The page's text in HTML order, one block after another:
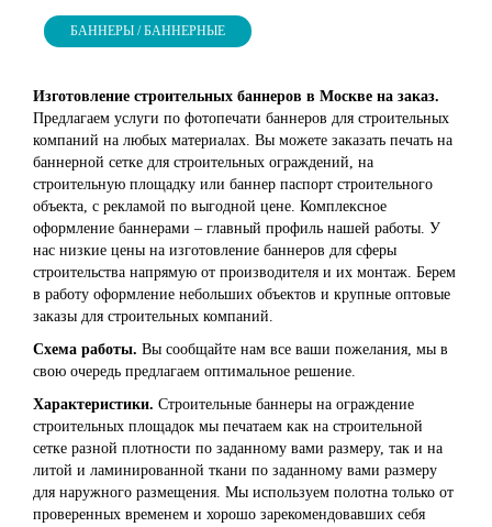
БАННЕРЫ / БАННЕРНЫЕ
Изготовление строительных баннеров в Москве на заказ.
Предлагаем услуги по фотопечати баннеров для строительных
компаний на любых материалах. Вы можете заказать печать на
баннерной сетке для строительных ограждений, на
строительную площадку или баннер паспорт строительного
объекта, с рекламой по выгодной цене. Комплексное
оформление баннерами – главный профиль нашей работы. У
нас низкие цены на изготовление баннеров для сферы
строительства напрямую от производителя и их монтаж. Берем
в работу оформление небольших объектов и крупные оптовые
заказы для строительных компаний.
Схема работы. Вы сообщайте нам все ваши пожелания, мы в
свою очередь предлагаем оптимальное решение.
Характеристики. Строительные баннеры на ограждение
строительных площадок мы печатаем как на строительной
сетке разной плотности по заданному вами размеру, так и на
литой и ламинированной ткани по заданному вами размеру
для наружного размещения. Мы используем полотна только от
проверенных временем и хорошо зарекомендовавших себя